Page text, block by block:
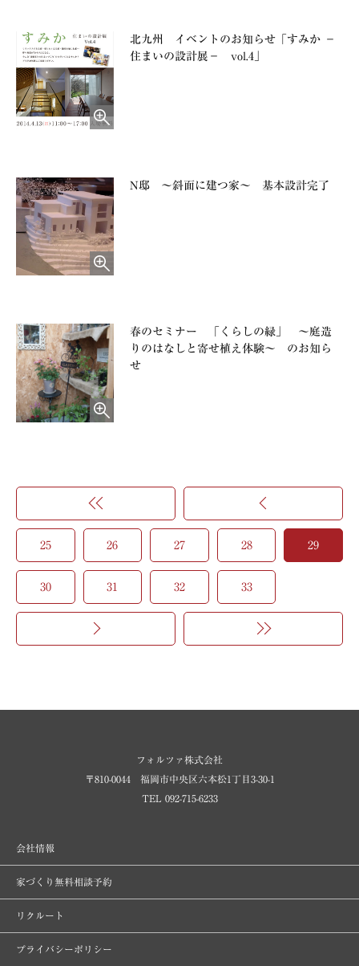
北九州 イベントのお知らせ「すみか －
住まいの設計展－ vol.4」
N邸 ～斜面に建つ家～ 基本設計完了
春のセミナー 「くらしの緑」 ～庭造
りのはなしと寄せ植え体験～ のお知ら
せ
25 26 27 28 29
30 31 32 33
フォルツァ株式会社
〒810-0044 福岡市中央区六本松1丁目3-30-1
TEL 092-715-6233
会社情報
家づくり無料相談予約
リクルート
プライバシーポリシー